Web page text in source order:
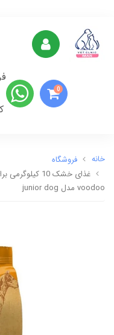
0
خانه
فروشگاه
غذای خشک 10
voodoo مدل junior dog